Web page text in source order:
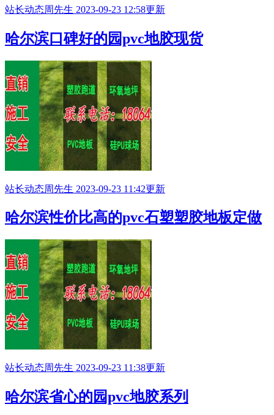
站长动态周先生 2023-09-23 12:58更新
哈尔滨口碑好的园pvc地胶现货
站长动态周先生 2023-09-23 11:42更新
哈尔滨性价比高的pvc石塑塑胶地板定做
站长动态周先生 2023-09-23 11:38更新
哈尔滨省心的园pvc地胶系列